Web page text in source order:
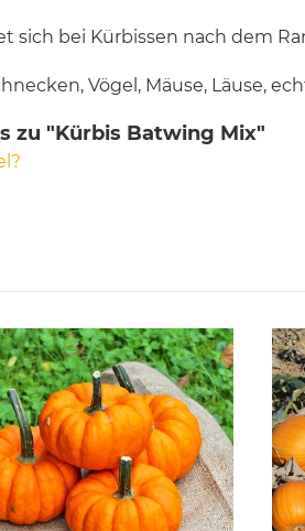
sich bei Kürbissen nach dem
Vögel, Mäuse, Läuse,
zu "Kürbis Batwing Mix"